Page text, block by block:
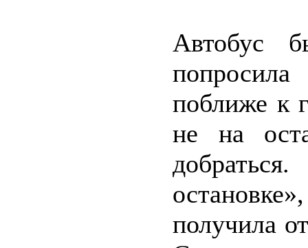
Автобус
поближе к
не на
получила